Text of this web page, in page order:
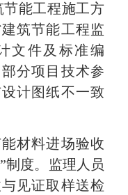
能工程施工方
筑节能工程监
文件及标准编
分项目技术参
计图纸不一致
材料进场验收
制度。监理人员
见证取样送检